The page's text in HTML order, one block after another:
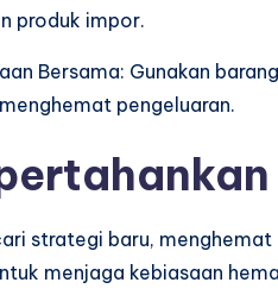
produk impor.
Bersama: Gunakan
pengeluaran.
strategi baru,
menjaga kebiasaan